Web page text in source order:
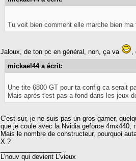
Tu voit bien comment elle marche bien
Jaloux, de ton pc en général, non, ça va
mickael44 a écrit:
Une tite 6800 GT pour ta config ca serait
Mais après t'est pas a fond dans les jeux
C'est sur, je ne suis pas un gros gamer,
que je coule avec la Nvidia geforce 4mx440,
Mais le nombre de constructeur, pourquoi
X ?
L'nouv qui devient L'vieux